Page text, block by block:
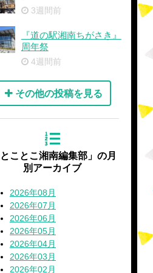
3週間前
『道の駅湘南ちがさき』
周年祭
4週間前
その他の投稿を見る
ことこ湘南編集部」の月
別アーカイブ
2026年08月
2026年07月
2026年06月
2026年05月
2026年04月
2026年03月
2026年02月